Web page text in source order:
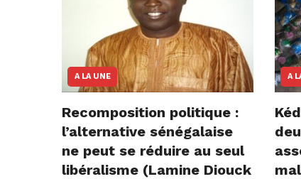
A LA UNE
Recomposition politique :
l’alternative sénégalaise
ne peut se réduire au seul
libéralisme (Lamine Diouck
A